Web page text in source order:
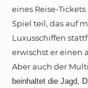
eines Reise-
Spiel teil, das auf
Luxusschiffen
erwischst er einen
Aber auch der
beinhaltet die Jagd,